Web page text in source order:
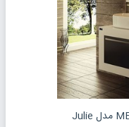
درخواست قیمت محصول